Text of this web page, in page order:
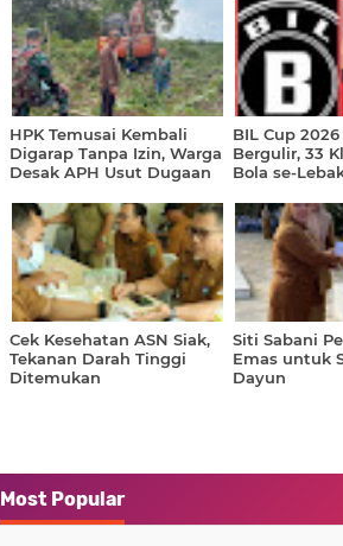
HPK Temusai Kembali
Digarap Tanpa Izin, Warga
Desak APH Usut Dugaan
2021
BIL Cup
Bergulir, 33
Bola se-
Atlet Daerah
Cek Kesehatan ASN Siak,
Tekanan Darah Tinggi
Ditemukan
Siti Sabani
Emas untuk
Dayun
Most Popular